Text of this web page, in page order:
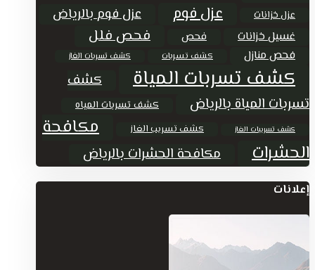
عزل خزانات عزل فوم عزل فوم بالرياض
غسيل خزانات فحص فحص فلل
فحص منازل كشف تسربات كشف تسربات الغاز
كشف تسربات المياة
كشف
تسربات المياة بالرياض
كشف تسربات المياه
كشف تسريبات الغاز كشف تسريب الغاز
مكافحة
الحشرات
مكافحة الحشرات بالرياض
إعلانات